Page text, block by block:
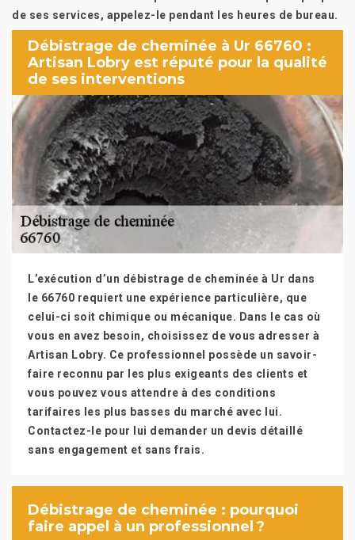
de ses services, appelez-le pendant les heures de bureau.
Débistrage de cheminée à Ur 66760 :
Artisan Lobry est réputé pour la qualité
de ses interventions
L’exécution d’un débistrage de cheminée à Ur dans
le 66760 requiert une expérience particulière, que
celui-ci soit chimique ou mécanique. Dans le cas où
vous en avez besoin, choisissez de vous adresser à
Artisan Lobry. Ce professionnel possède un savoir-
faire reconnu par les plus exigeants des clients et
vous pouvez vous attendre à des conditions
tarifaires les plus basses du marché avec lui.
Contactez-le pour lui demander un devis détaillé
sans engagement et sans frais.
Débistrage de cheminée : pourquoi
faire appel à un professionnel ?